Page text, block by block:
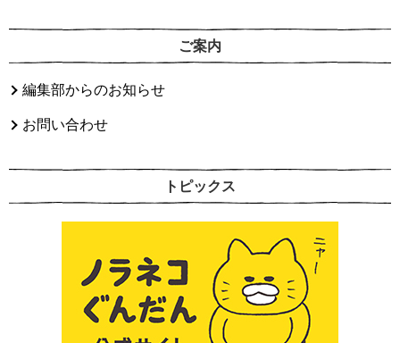
ご案内
編集部からのお知らせ
お問い合わせ
トピックス